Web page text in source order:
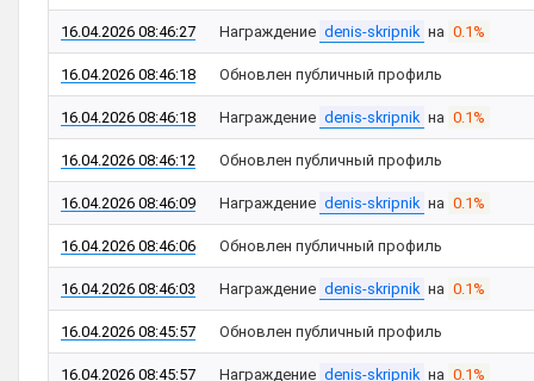
16.04.2026 08:46:27 Награждение denis-skripnik на 0.1%
16.04.2026 08:46:18 Обновлен публичный профиль
16.04.2026 08:46:18 Награждение denis-skripnik на 0.1%
16.04.2026 08:46:12 Обновлен публичный профиль
16.04.2026 08:46:09 Награждение denis-skripnik на 0.1%
16.04.2026 08:46:06 Обновлен публичный профиль
16.04.2026 08:46:03 Награждение denis-skripnik на 0.1%
16.04.2026 08:45:57 Обновлен публичный профиль
16.04.2026 08:45:57 Награждение denis-skripnik на 0.1%